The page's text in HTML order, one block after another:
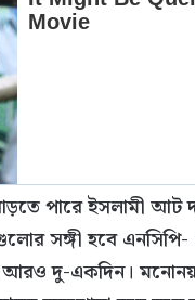
পারে ইসলামী
সঙ্গী হবে
দু-একদিন।